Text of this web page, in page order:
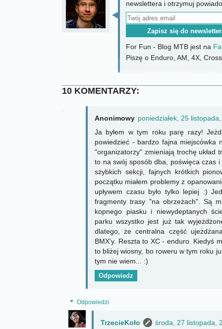
newslettera i otrzymuj
For Fun - Blog MTB jest na
Piszę o Enduro, AM, 4X,
10 KOMENTARZY:
Anonimowy poniedziałek, 25
Ja byłem w tym roku parę razy!
powiedzieć - bardzo fajna miejscówka
"organizatorzy" zmieniają trochę układ
to na swój sposób dba, poświęca czas
szybkich sekcji, fajnych krótkich
początku miałem problemy z
upływem czasu było tylko lepiej :)
fragmenty trasy "na obrzeżach". Są
kopnego piasku i niewydeptanych
parku wszystko jest już tak
dlatego, że centralna część
BMX'y. Reszta to XC - enduro. Kiedyś
to bliżej wiosny, bo roweru w tym roku
tym nie wiem... :)
Odpowiedz
Odpowiedzi
TrzecieKoło
środa, 27 listopada,